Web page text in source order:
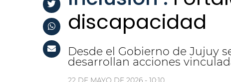
discapacidad
Desde el Gobierno de Jujuy
desarrollan acciones